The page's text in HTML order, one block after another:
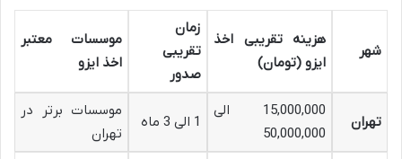
شهر
هزینه تقریبی اخذ
ایزو (تومان)
زمان
تقریبی
صدور
موسسات معتبر
اخذ ایزو
تهران
15,000,000 الی
50,000,000
1 الی 3 ماه
موسسات برتر در
تهران